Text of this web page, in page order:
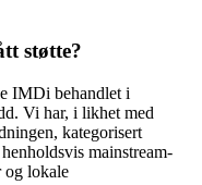
støtte?
IMDi behandlet i
Vi har, i likhet med
kategorisert
mainstream-
og lokale